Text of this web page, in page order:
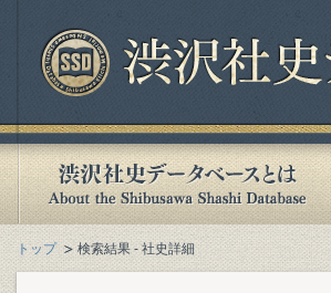
トップ 検索結果 - 社史詳細